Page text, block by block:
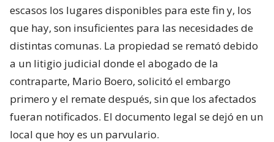
escasos los lugares disponibles para este fin y, los
que hay, son insuficientes para las necesidades de
distintas comunas. La propiedad se remató debido
a un litigio judicial donde el abogado de la
contraparte, Mario Boero, solicitó el embargo
primero y el remate después, sin que los afectados
fueran notificados. El documento legal se dejó en un
local que hoy es un parvulario.